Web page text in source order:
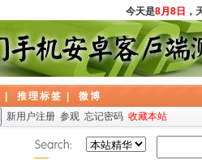
今天是8月8日 ， 天
推理标签 微博
新用户注册 参观 忘记密码 收藏本站